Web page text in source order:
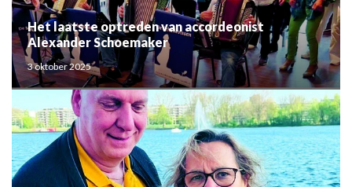
Het laatste optreden van accordeonist
Alexander Schoemaker
3 oktober 2025